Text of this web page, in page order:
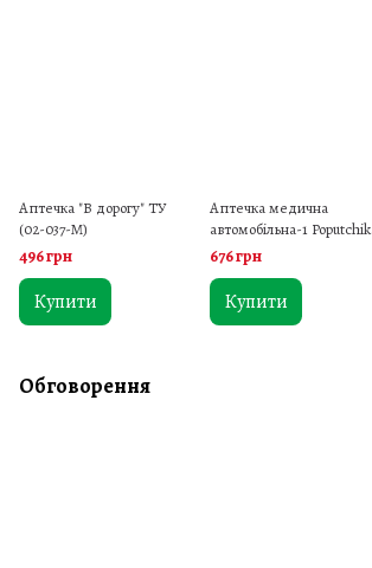
Аптечка "В дорогу" ТУ
(02-037-М)
496 грн
Купити
Аптечка медична
автомобільна-1 Poputchik
(02-021-М) м'який футляр
676 грн
Купити
Обговорення